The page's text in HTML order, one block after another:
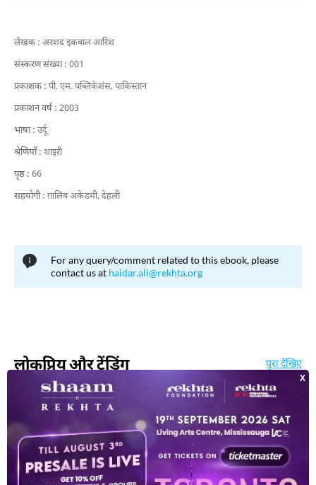
लेखक : अरशद इक़बाल आरिश
संस्करण संख्या : 001
प्रकाशक : पी. एम. पब्लिकेशंस, पाकिस्तान
प्रकाशन वर्ष : 2003
भाषा : उर्दू
श्रेणियाँ : शाइरी
पृष्ठ : 66
सहयोगी : ग़ालिब अकेडमी, देहली
For any query/comment related to this ebook, please
contact us at haidar.ali@rekhta.org
लोकप्रिय और ट्रेंडिंग
सबसे लोकप्रिय और ट्रेंडिंग उर्दू पुस्तकों का पता लगाएँ।
पूरा देखिए